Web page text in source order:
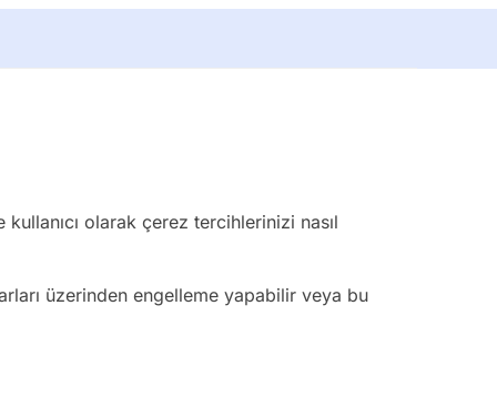
olarak çerez tercihlerinizi nasıl
üzerinden engelleme yapabilir veya bu